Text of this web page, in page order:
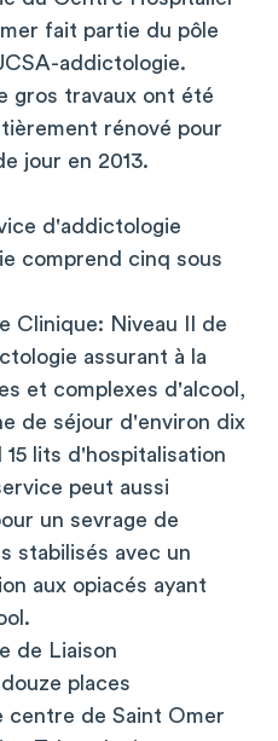
fait partie du pôle
addictologie.
gros travaux ont été
rénové pour
jour en 2013.
d'addictologie
comprend cinq sous
Clinique: Niveau II de
assurant à la
et complexes d'alcool,
de séjour d'environ dix
lits d'hospitalisation
peut aussi
un sevrage de
stabilisés avec un
aux opiacés ayant
de Liaison
places
centre de Saint Omer